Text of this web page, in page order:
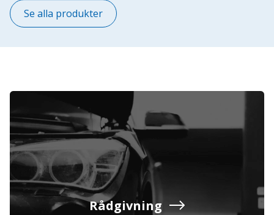
Se alla produkter
Rådgivning